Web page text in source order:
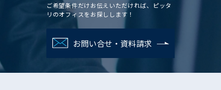
ご希望条件だけお伝えいただければ、ピッタ
リのオフィスをお探しします！
お問い合せ・資料請求